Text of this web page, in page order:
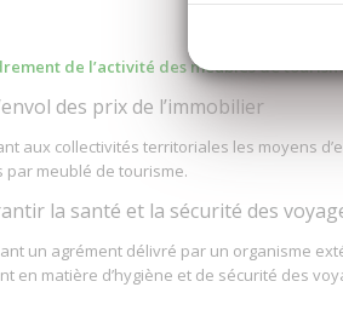
de l’activité des meublés de
des prix de l’immobilier
aux collectivités territoriales les moyens
par meublé de tourisme.
la santé et la sécurité des
un agrément délivré par un organisme
en matière d’hygiène et de sécurité des